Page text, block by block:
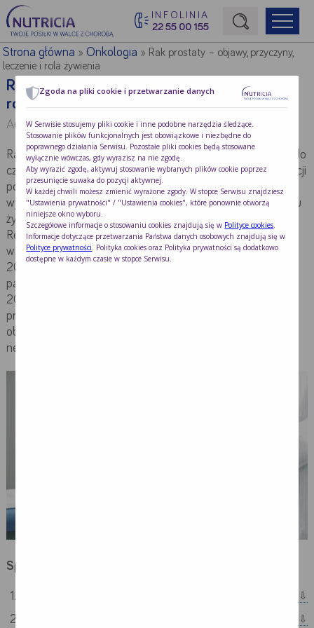
INFOLINIA
22 55 00 155
Początek treści głównej
Strona główna » Onkologia » Rak prostaty – objawy, przyczyny,
leczenie i rola żywienia
Rak prostaty – objawy, przyczyny, leczenie i
rola żywienia
Autor:Dr n med. Joanna Grupińska
Rak gruczołu krokowego (prostaty, stercza) jest drugim, co do
częstości występowania, nowotworem złośliwym w populacji
polskich mężczyzn w średnim wieku, a także najczęściej
występującym nowotworem w grupie mężczyzn po 70. roku
życia. Zgodnie z danymi opublikowanymi w Krajowym
Rejestrze Nowotworów liczba diagnozowanych przypadków
wzrasta każdego roku – z 12 162 w 2013 roku do 17 832 w
2021 roku. Prognozy wskazują na dalszy wzrost liczby
pacjentów z nowotworem prostaty – do ponad 27 000 w
2024 roku. Najczęściej występującym typem, u około 95 %
przypadków, jest rak gruczołowy. Zdecydowanie rzadziej w
obrębie tego narządu występują zmiany o charakterze
neuroendokrynnym czy mięsaki lub chłoniaki.
Spis treści:
Zgoda na pliki cookie i przetwarzanie danych
W Serwisie stosujemy pliki cookie i inne podobne narzędzia śledzące.
Stosowanie plików funkcjonalnych jest obowiązkowe i niezbędne do
poprawnego działania Serwisu. Pozostałe pliki cookies będą stosowane
wyłącznie wówczas, gdy wyrazisz na nie zgodę.
Aby wyrazić zgodę, aktywuj stosowanie wybranych plików cookie poprzez
przesunięcie suwaka do pozycji aktywnej.
W każdej chwili możesz zmienić wyrażone zgody. W stopce Serwisu znajdziesz
"Ustawienia prywatności" / "Ustawienia cookies", które ponownie otworzą
niniejsze okno wyboru.
Szczegółowe informacje o stosowaniu cookies znajdują się w Polityce cookies
Informacje dotyczące przetwarzania Państwa danych osobowych znajdują się w
Polityce prywatności . Polityka cookies oraz Polityka prywatności są dodatkowo
dostępne w każdym czasie w stopce Serwisu.